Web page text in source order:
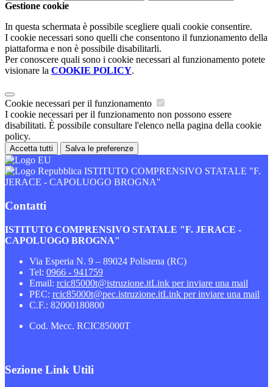
Gestione cookie
In questa schermata è possibile scegliere quali cookie consentire.
I cookie necessari sono quelli che consentono il funzionamento della
piattaforma e non è possibile disabilitarli.
Per conoscere quali sono i cookie necessari al funzionamento potete
visionare la COOKIE POLICY.
Cookie necessari per il funzionamento
I cookie necessari per il funzionamento non possono essere
disabilitati. È possibile consultare l'elenco nella pagina della cookie
policy.
Accetta tutti Salva le preferenze
ISTITUTO COMPRENSIVO STATALE "F.
JERACE - CAPOLUOGO BROGNA"
Contatti
ISTITUTO COMPRENSIVO STATALE "F. JERACE -
CAPOLUOGO BROGNA"
Via Esperia N. 9 – 89024 Polistena (RC)
Tel: 0966 - 941759
Email: rcic85000t@istruzione.itLink per inviare una mail
PEC: rcic85000t@pec.istruzione.itLink per inviare una mail
C.F.: 82000180800
Cod. Mecc. RCIC85000T
Sezione Link Utili